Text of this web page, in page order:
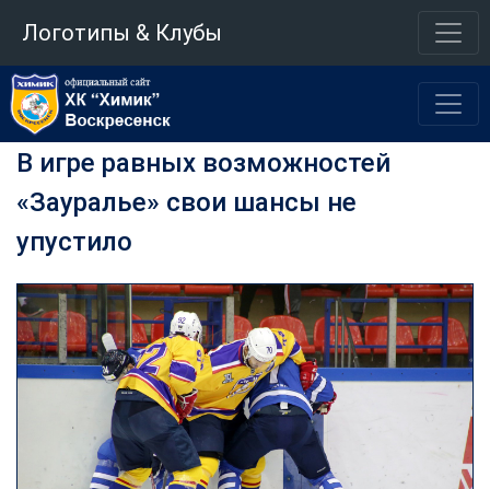
Логотипы & Клубы
В игре равных возможностей
«Зауралье» свои шансы не
упустило